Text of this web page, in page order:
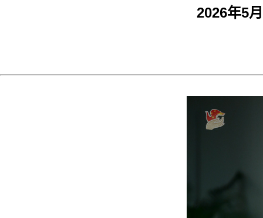
2026年5